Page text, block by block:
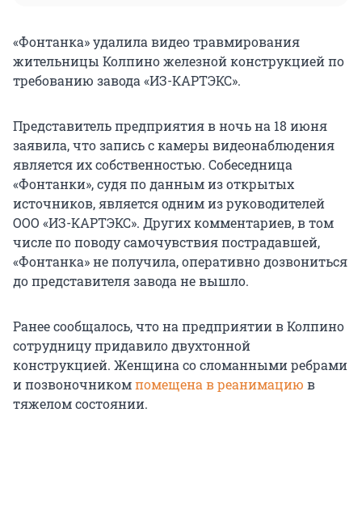
«Фонтанка» удалила видео травмирования
жительницы Колпино железной конструкцией по
требованию завода «ИЗ-КАРТЭКС».
Представитель предприятия в ночь на 18 июня
заявила, что запись с камеры видеонаблюдения
является их собственностью. Собеседница
«Фонтанки», судя по данным из открытых
источников, является одним из руководителей
ООО «ИЗ-КАРТЭКС». Других комментариев, в том
числе по поводу самочувствия пострадавшей,
«Фонтанка» не получила, оперативно дозвониться
до представителя завода не вышло.
Ранее сообщалось, что на предприятии в Колпино
сотрудницу придавило двухтонной
конструкцией. Женщина со сломанными ребрами
и позвоночникомпомещена в реанимацию в
тяжелом состоянии.